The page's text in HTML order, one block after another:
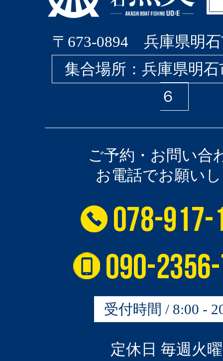
〒673-0894 兵庫県明石
集合場所：兵庫県明
６
ご予約・お問い合
お電話でお願い
受付時間 / 8:00 -
定休日 毎週火